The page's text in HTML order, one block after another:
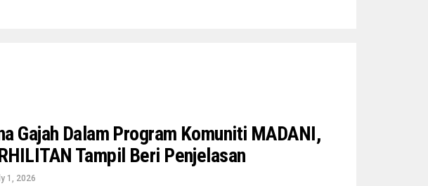
Gajah Dalam Program Komuniti MADANI,
Tampil Beri Penjelasan
1, 2026